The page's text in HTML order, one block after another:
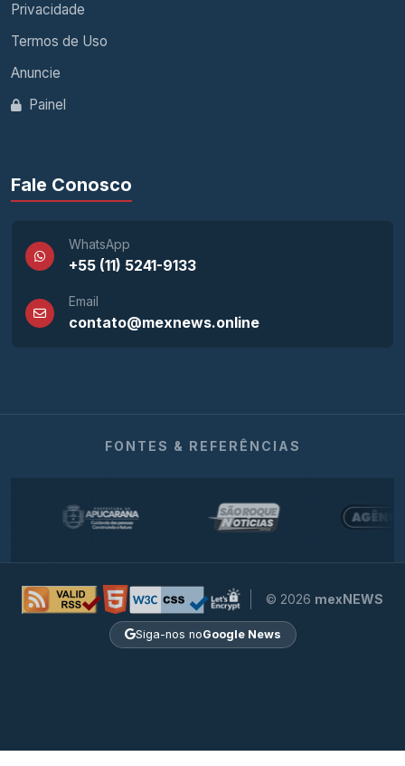
Privacidade
Termos de Uso
Anuncie
Painel
Fale Conosco
WhatsApp
+55 (11) 5241-9133
Email
contato@mexnews.online
FONTES & REFERÊNCIAS
© 2026 mexNEWS
Siga-nos noGoogle News